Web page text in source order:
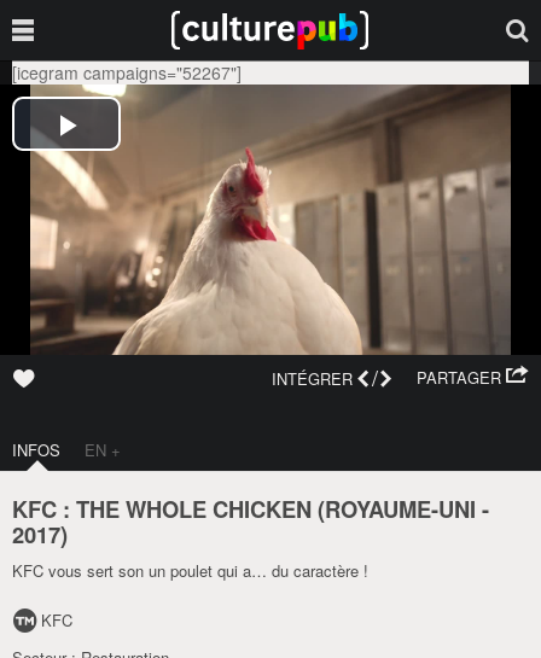
[icegram campaigns="52267"]
PARTAGER
INTÉGRER /
INFOS EN +
KFC : THE WHOLE CHICKEN (ROYAUME-UNI -
2017)
KFC vous sert son un poulet qui a… du caractère !
KFC